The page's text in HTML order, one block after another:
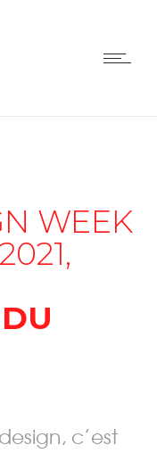
WEEK
c’est